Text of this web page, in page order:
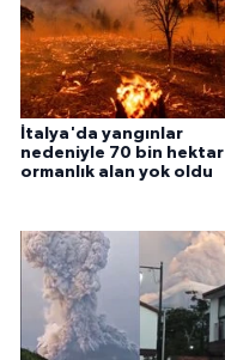
İtalya'da yangınlar
nedeniyle 70 bin hektar
ormanlık alan yok oldu